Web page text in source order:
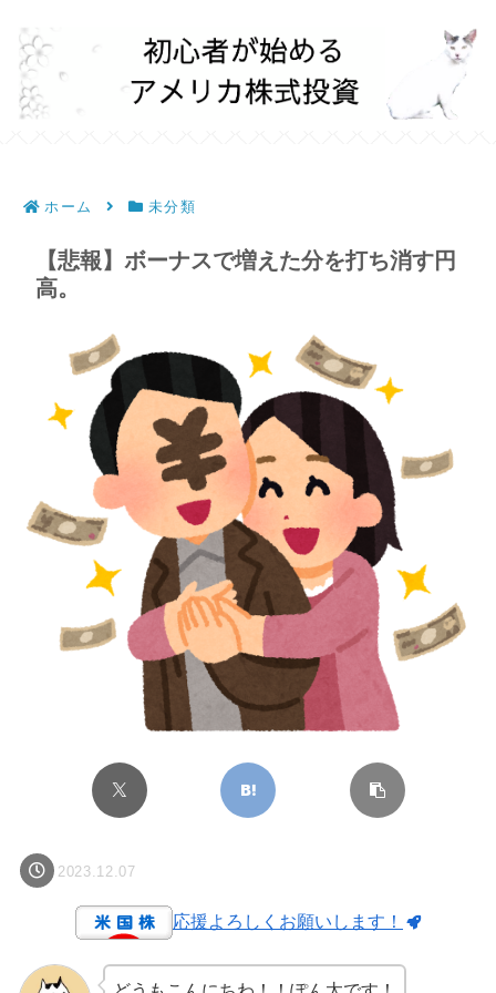
ホーム 未分類
【悲報】ボーナスで増えた分を打ち消す円
高。
2023.12.07
応援よろしくお願いします！